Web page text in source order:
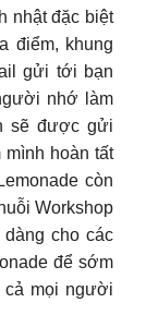
nhật đặc biệt
điểm, khung
gửi tới bạn
nhớ làm
sẽ được gửi
hoàn tất
còn
Workshop
dàng cho các
để sớm
cả mọi người